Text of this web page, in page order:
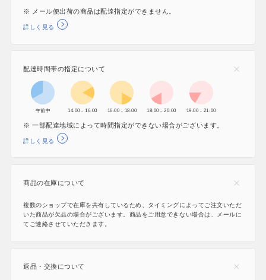
※ メール便出荷の商品は配達指定ができません。
詳しく見る
配達時間帯の指定について
午前中 14:00 - 16:00 16:00 - 18:00 18:00 - 20:00 19:00 - 21:00
※ 一部配達地域によって時間指定ができない場合がございます。
詳しく見る
商品の在庫について
複数のショップで在庫を共有しているため、タイミングによってご注文いただ
いた商品が欠品の場合がございます。商品をご用意できない場合は、メールに
てご連絡させていただきます。
返品・交換について